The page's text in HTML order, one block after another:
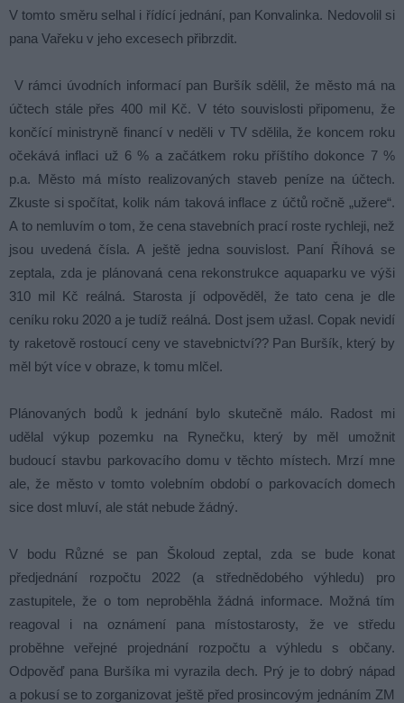
V tomto směru selhal i řídící jednání, pan Konvalinka. Nedovolil si
pana Vařeku v jeho excesech přibrzdit.
V rámci úvodních informací pan Buršík sdělil, že město má na
účtech stále přes 400 mil Kč. V této souvislosti připomenu, že
končící ministryně financí v neděli v TV sdělila, že koncem roku
očekává inflaci už 6 % a začátkem roku příštího dokonce 7 %
p.a. Město má místo realizovaných staveb peníze na účtech.
Zkuste si spočítat, kolik nám taková inflace z účtů ročně „užere“.
A to nemluvím o tom, že cena stavebních prací roste rychleji, než
jsou uvedená čísla. A ještě jedna souvislost. Paní Říhová se
zeptala, zda je plánovaná cena rekonstrukce aquaparku ve výši
310 mil Kč reálná. Starosta jí odpověděl, že tato cena je dle
ceníku roku 2020 a je tudíž reálná. Dost jsem užasl. Copak nevidí
ty raketově rostoucí ceny ve stavebnictví?? Pan Buršík, který by
měl být více v obraze, k tomu mlčel.
Plánovaných bodů k jednání bylo skutečně málo. Radost mi
udělal výkup pozemku na Rynečku, který by měl umožnit
budoucí stavbu parkovacího domu v těchto místech. Mrzí mne
ale, že město v tomto volebním období o parkovacích domech
sice dost mluví, ale stát nebude žádný.
V bodu Různé se pan Školoud zeptal, zda se bude konat
předjednání rozpočtu 2022 (a střednědobého výhledu) pro
zastupitele, že o tom neproběhla žádná informace. Možná tím
reagoval i na oznámení pana místostarosty, že ve středu
proběhne veřejné projednání rozpočtu a výhledu s občany.
Odpověď pana Buršíka mi vyrazila dech. Prý je to dobrý nápad
a pokusí se to zorganizovat ještě před prosincovým jednáním ZM